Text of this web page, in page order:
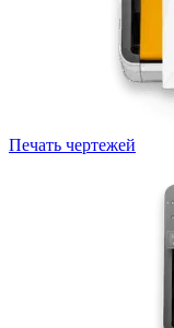
Печать чертежей